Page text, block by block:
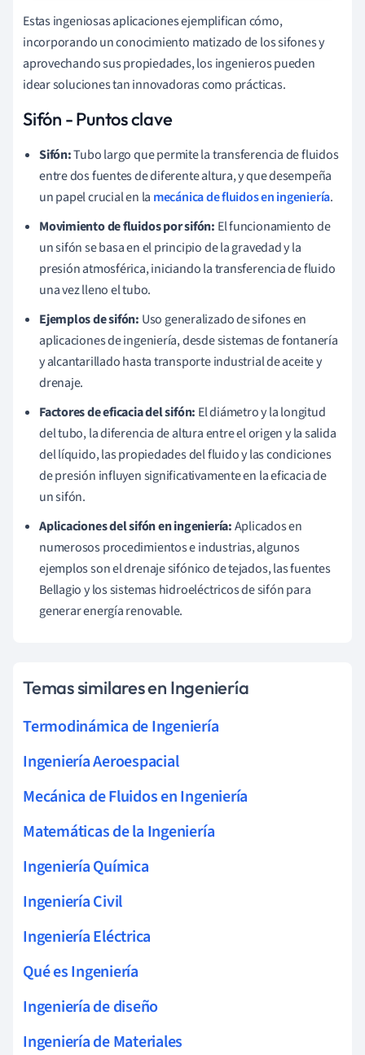
Estas ingeniosas aplicaciones ejemplifican cómo,
incorporando un conocimiento matizado de los sifones y
aprovechando sus propiedades, los ingenieros pueden
idear soluciones tan innovadoras como prácticas.
Sifón - Puntos clave
Sifón:Tubo largo que permite la transferencia de fluidos
entre dos fuentes de diferente altura, y que desempeña
un papel crucial en la mecánica de fluidos en ingeniería.
Movimiento de fluidos por sifón: El funcionamiento de
un sifón se basa en el principio de la gravedad y la
presión atmosférica, iniciando la transferencia de fluido
una vez lleno el tubo.
Ejemplos de sifón: Uso generalizado de sifones en
aplicaciones de ingeniería, desde sistemas de fontanería
y alcantarillado hasta transporte industrial de aceite y
drenaje.
Factores de eficacia del sifón: El diámetro y la longitud
del tubo, la diferencia de altura entre el origen y la salida
del líquido, las propiedades del fluido y las condiciones
de presión influyen significativamente en la eficacia de
un sifón.
Aplicaciones del sifón en ingeniería:Aplicados en
numerosos procedimientos e industrias, algunos
ejemplos son el drenaje sifónico de tejados, las fuentes
Bellagio y los sistemas hidroeléctricos de sifón para
generar energía renovable.
Temas similares en Ingeniería
Termodinámica de Ingeniería
Ingeniería Aeroespacial
Mecánica de Fluidos en Ingeniería
Matemáticas de la Ingeniería
Ingeniería Química
Ingeniería Civil
Ingeniería Eléctrica
Qué es Ingeniería
Ingeniería de diseño
Ingeniería de Materiales